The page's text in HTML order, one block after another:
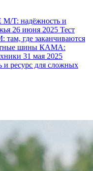
T: надёжность и
26 июня 2025 Тест
где заканчиваются
шины КАМА:
31 мая 2025
ресурс для сложных